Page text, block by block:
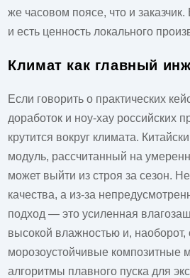
же часовом поясе, что и заказчик.
и есть ценность локального
Климат как главный
Если говорить о практических
доработок и ноу-хау российских
крутится вокруг климата.
модуль, рассчитанный на
может выйти из строя за сезон.
качества, а из-за
подход — это усиленная
высокой влажностью и,
морозоустойчивые композитные
алгоритмы плавного пуска для